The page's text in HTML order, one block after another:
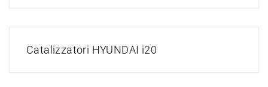
Catalizzatori HYUNDAI i20